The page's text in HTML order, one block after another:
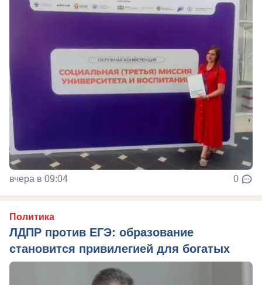
вчера в 09:04 0
Политика
ЛДПР против ЕГЭ: образование
становится привилегией для богатых